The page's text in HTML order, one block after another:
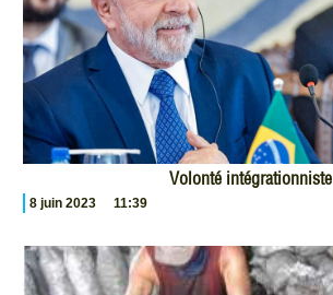
Volonté intégrationniste
8 juin 2023 11:39